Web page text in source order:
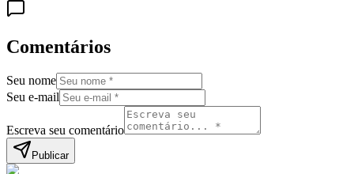
Comentários
Seu nome
Seu e-mail
Escreva seu comentário
Publicar